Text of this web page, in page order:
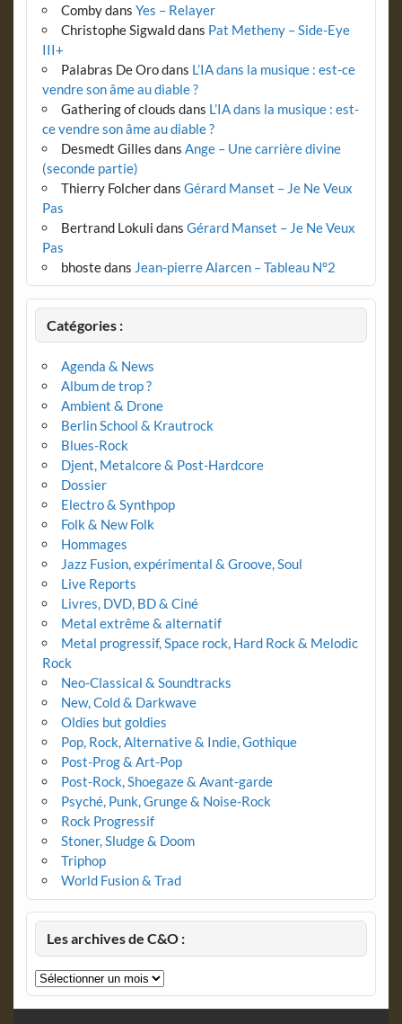
Combydans Yes – Relayer
Christophe Sigwalddans Pat Metheny – Side-Eye
III+
Palabras De Orodans L’IA dans la musique : est-ce
vendre son âme au diable ?
Gathering of clouds dans L’IA dans la musique : est-
ce vendre son âme au diable ?
Desmedt Gilles dans Ange – Une carrière divine
(seconde partie)
Thierry Folcherdans Gérard Manset – Je Ne Veux
Pas
Bertrand Lokuli dans Gérard Manset – Je Ne Veux
Pas
bhostedans Jean-pierre Alarcen – Tableau N°2
Catégories :
Agenda & News
Album de trop ?
Ambient & Drone
Berlin School & Krautrock
Blues-Rock
Djent, Metalcore & Post-Hardcore
Dossier
Electro & Synthpop
Folk & New Folk
Hommages
Jazz Fusion, expérimental & Groove, Soul
Live Reports
Livres, DVD, BD & Ciné
Metal extrême & alternatif
Metal progressif, Space rock, Hard Rock & Melodic
Rock
Neo-Classical & Soundtracks
New, Cold & Darkwave
Oldies but goldies
Pop, Rock, Alternative & Indie, Gothique
Post-Prog & Art-Pop
Post-Rock, Shoegaze & Avant-garde
Psyché, Punk, Grunge & Noise-Rock
Rock Progressif
Stoner, Sludge & Doom
Triphop
World Fusion & Trad
Les archives de C&O :
Les
archives